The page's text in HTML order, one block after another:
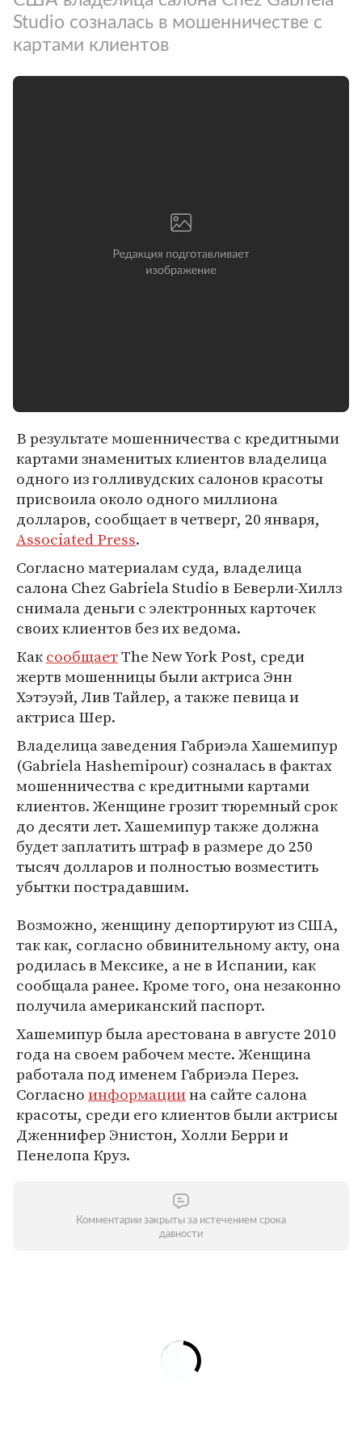
Studio созналась в мошенничестве с
картами клиентов
В результате мошенничества с кредитными
картами знаменитых клиентов владелица
одного из голливудских салонов красоты
присвоила около одного миллиона
долларов, сообщает в четверг, 20 января,
Associated Press.
Согласно материалам суда, владелица
салона Chez Gabriela Studio в Беверли-Хиллз
снимала деньги с электронных карточек
своих клиентов без их ведома.
КаксообщаетThe New York Post, среди
жертв мошенницы были актриса Энн
Хэтэуэй, Лив Тайлер, а также певица и
актриса Шер.
Владелица заведения Габриэла Хашемипур
(Gabriela Hashemipour) созналась в фактах
мошенничества с кредитными картами
клиентов. Женщине грозит тюремный срок
до десяти лет. Хашемипур также должна
будет заплатить штраф в размере до 250
тысяч долларов и полностью возместить
убытки пострадавшим.
Возможно, женщину депортируют из США,
так как, согласно обвинительному акту, она
родилась в Мексике, а не в Испании, как
сообщала ранее. Кроме того, она незаконно
получила американский паспорт.
Хашемипур была арестована в августе 2010
года на своем рабочем месте. Женщина
работала под именем Габриэла Перез.
Согласноинформациина сайте салона
красоты, среди его клиентов были актрисы
Дженнифер Энистон, Холли Берри и
Пенелопа Круз.
Комментарии закрыты за истечением срока
давности